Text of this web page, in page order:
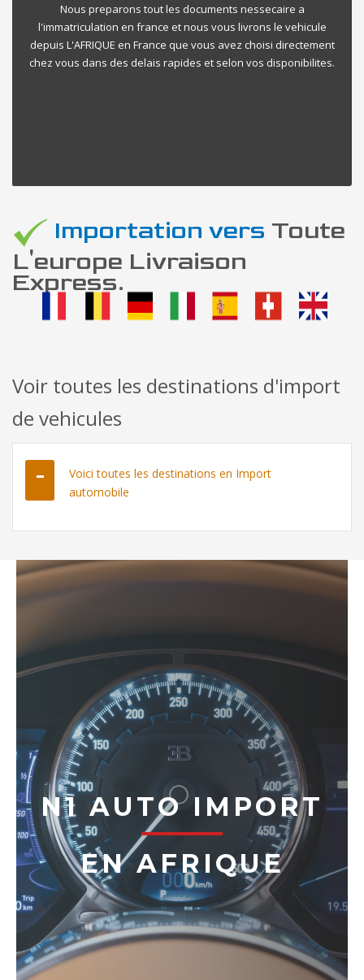
Nous preparons tout les documents nessecaire a
l'immatriculation en france et nous vous livrons le vehicule
depuis L'AFRIQUE en France que vous avez choisi directement
chez vous dans des delais rapides et selon vos disponibilites.
Importation vers Toute
L'europe Livraison
Express.
Voir toutes les destinations d'import
de vehicules
Voici toutes les destinations en Import
automobile
N1 AUTO IMPORT
EN AFRIQUE